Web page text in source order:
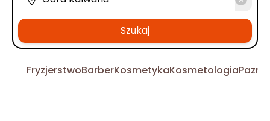
Szukaj
FryzjerstwoBarberKosmetykaKosmetologia